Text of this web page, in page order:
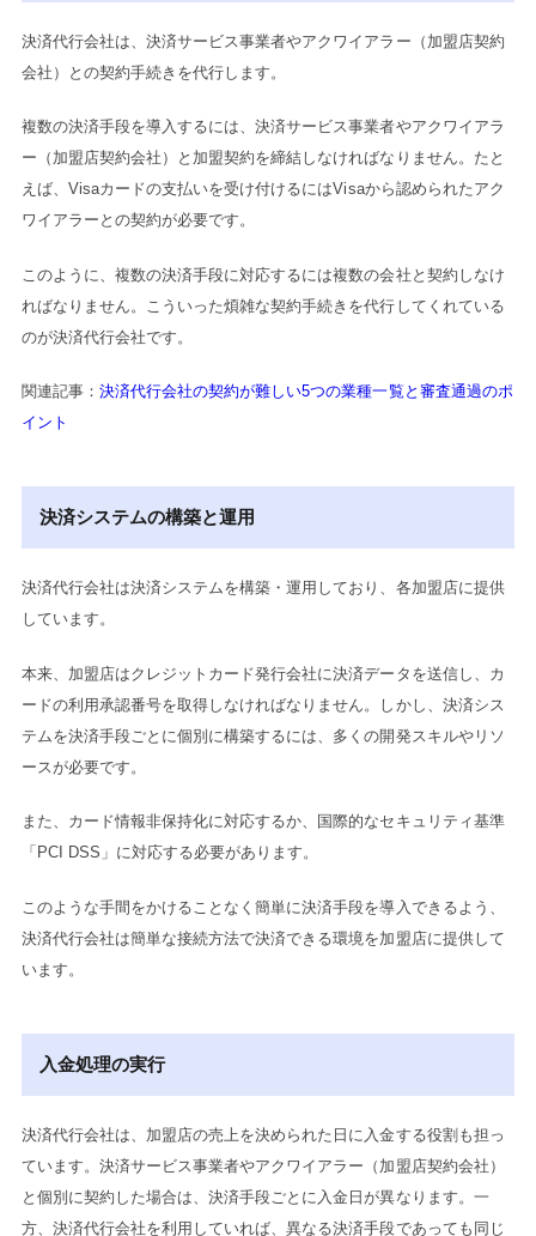
決済代行会社は、決済サービス事業者やアクワイアラー（加盟店契約
会社）との契約手続きを代行します。
複数の決済手段を導入するには、決済サービス事業者やアクワイアラ
ー（加盟店契約会社）と加盟契約を締結しなければなりません。たと
えば、Visaカードの支払いを受け付けるにはVisaから認められたアク
ワイアラーとの契約が必要です。
このように、複数の決済手段に対応するには複数の会社と契約しなけ
ればなりません。こういった煩雑な契約手続きを代行してくれている
のが決済代行会社です。
関連記事：決済代行会社の契約が難しい5つの業種一覧と審査通過のポ
イント
決済システムの構築と運用
決済代行会社は決済システムを構築・運用しており、各加盟店に提供
しています。
本来、加盟店はクレジットカード発行会社に決済データを送信し、カ
ードの利用承認番号を取得しなければなりません。しかし、決済シス
テムを決済手段ごとに個別に構築するには、多くの開発スキルやリソ
ースが必要です。
また、カード情報非保持化に対応するか、国際的なセキュリティ基準
「PCI DSS」に対応する必要があります。
このような手間をかけることなく簡単に決済手段を導入できるよう、
決済代行会社は簡単な接続方法で決済できる環境を加盟店に提供して
います。
入金処理の実行
決済代行会社は、加盟店の売上を決められた日に入金する役割も担っ
ています。決済サービス事業者やアクワイアラー（加盟店契約会社）
と個別に契約した場合は、決済手段ごとに入金日が異なります。一
方、決済代行会社を利用していれば、異なる決済手段であっても同じ